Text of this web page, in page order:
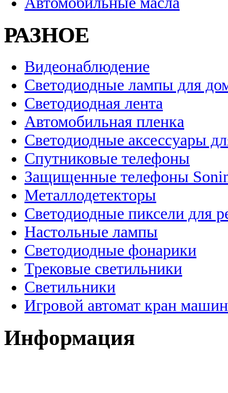
РАЗНОЕ
Видеонаблюдение
Светодиодные лампы для
Светодиодная лента
Автомобильная пленка
Светодиодные аксессуары
Спутниковые телефоны
Защищенные телефоны
Металлодетекторы
Светодиодные пиксели для
Настольные лампы
Светодиодные фонарики
Трековые светильники
Светильники
Игровой автомат кран
Информация